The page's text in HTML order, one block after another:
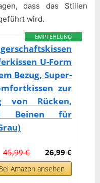
dass das Stillen
wird.
EMPFEHLUNG
U-Form
Bezug, Super-
zur
von Rücken,
Beinen für
26,99 €
45,99 €
Amazon ansehen